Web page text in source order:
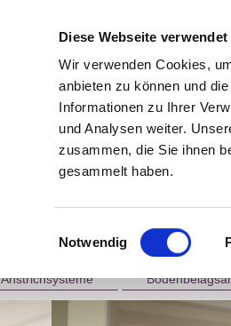
Diese Webseite
Wir verwenden Cookies,
anbieten zu können und
Informationen zu Ihrer
und Analysen weiter.
zusammen, die Sie ihnen
gesammelt haben.
Einwilligungsauswahl
Notwendig
Leistungen
Anstrichsysteme